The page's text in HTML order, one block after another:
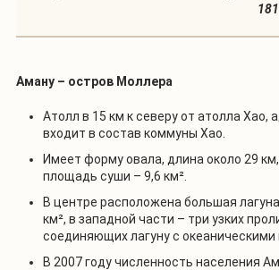
Аману – остров Моллера
Атолл в 15 км к северу от атолла Хао,
входит в состав коммуны Хао.
Имеет форму овала, длина около 29
площадь суши – 9,6 км².
В центре расположена большая
км², в западной части – три узких
соединяющих лагуну с океаническими
В 2007 году численность населения